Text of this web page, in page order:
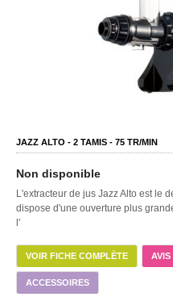
JAZZ ALTO - 2 TAMIS - 75 TR/MIN
Non disponible
L'extracteur de jus Jazz Alto est le
dispose d'une ouverture plus
l'
VOIR FICHE COMPLÈTE AVIS
ACCESSOIRES